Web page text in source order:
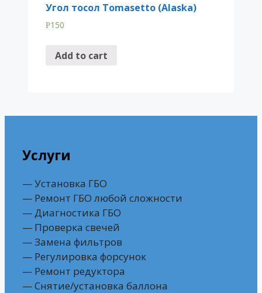
Угол тосол Tomasetto (Alaska)
Р150
Add to cart
Услуги
— Установка ГБО
— Ремонт ГБО любой сложности
— Диагностика ГБО
— Проверка свечей
— Замена фильтров
— Регулировка форсунок
— Ремонт редуктора
— Снятие/установка баллона